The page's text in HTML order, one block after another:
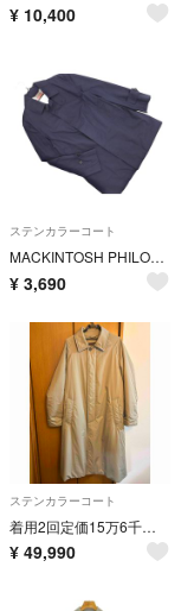
¥ 10,400
ステンカラーコート
MACKINTOSH PHILOSOPHY マッキントッシュフィロソフィー ステンカラー コート size36/紺 ■◇ メンズ
¥ 3,690
ステンカラーコート
着用2回定価15万6千円MackintoshLONDON珍品中綿トレンチコート
¥ 49,990